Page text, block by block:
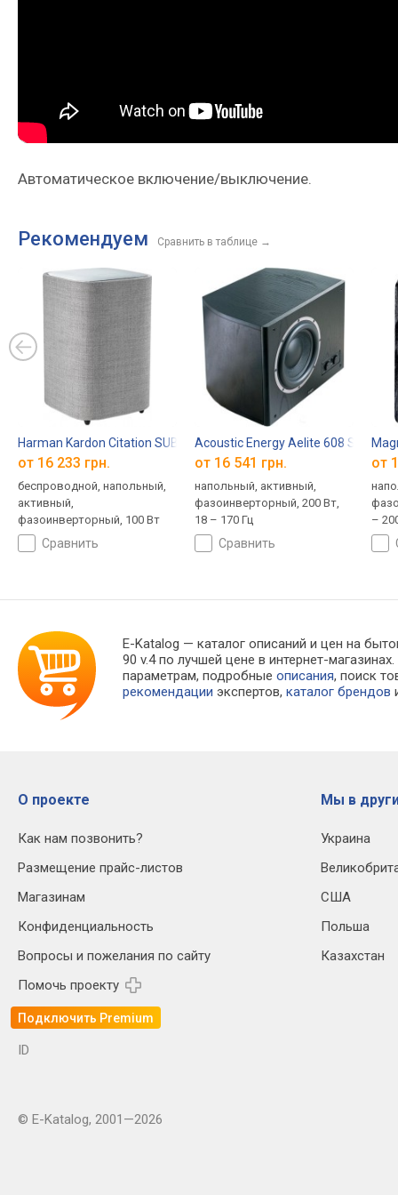
Автоматическое включение/выключение.
Рекомендуем Сравнить в таблице →
Harman Kardon Citation SUB S
от 16 233 грн.
беспроводной, напольный,
активный,
фазоинверторный, 100 Вт
сравнить
Acoustic Energy Aelite 608 Sub
от 16 541 грн.
напольный, активный,
фазоинверторный, 200 Вт,
18 – 170 Гц
сравнить
от
–
E-Katalog — каталог описаний и цен на
90 v.4 по лучшей цене в интернет-
параметрам, подробныеописания, поиск
рекомендации экспертов,каталог брендов
О проекте
Как нам позвонить?
Размещение прайс-листов
Магазинам
Конфиденциальность
Вопросы и пожелания по сайту
Помочь проекту
Подключить Premium
Мы в
Украина
США
Польша
Казахстан
ID
© E-Katalog, 2001—2026